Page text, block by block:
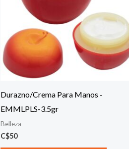
Durazno/Crema Para Manos -
EMMLPLS-3.5gr
Belleza
C$50